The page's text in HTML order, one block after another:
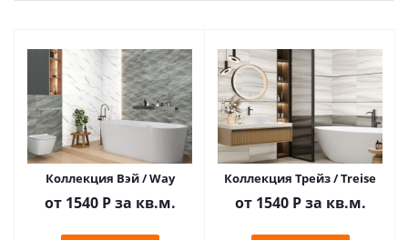
Коллекция Вэй / Way
от 1540 Р за кв.м.
Коллекция Трейз / Treise
от 1540 Р за кв.м.